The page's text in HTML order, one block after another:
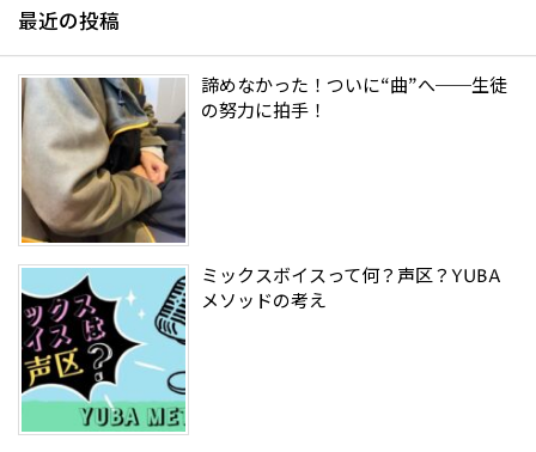
最近の投稿
諦めなかった！ついに“曲”へ──生徒
の努力に拍手！
ミックスボイスって何？声区？YUBA
メソッドの考え